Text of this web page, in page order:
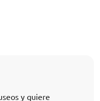
y quiere